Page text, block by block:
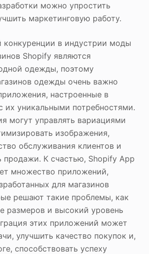
можно упростить
маркетинговую работу.
конкуренции в индустрии моды
Shopify являются
одежды, поэтому
одежды очень важно
настроенные в
их уникальными потребностями.
могут управлять вариациями
изображения,
обслуживания клиентов и
продажи. К счастью, Shopify App
множество приложений,
для магазинов
решают такие проблемы, как
размеров и высокий уровень
этих приложений может
улучшить качество покупок и,
способствовать успеху